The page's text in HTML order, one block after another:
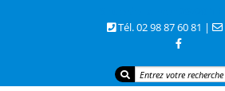
Tél. 02 98 87 60 81 |